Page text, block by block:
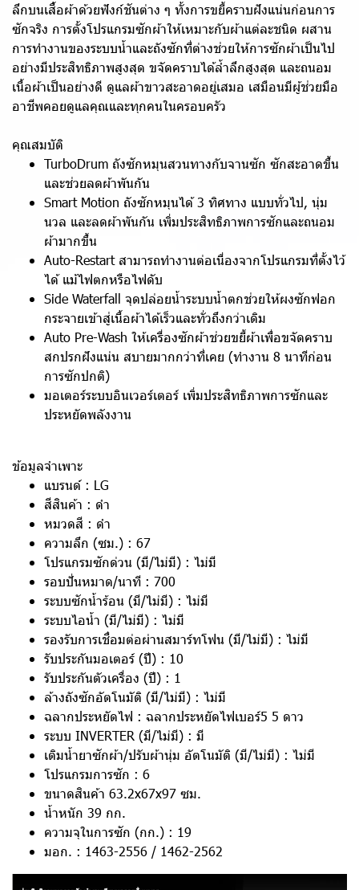
ลึกบนเสื้อผ้าด้วยฟังก์ชันต่าง ๆ ทั้งการขยี้คราบฝังแน่นก่อนการ
ซักจริง การตั้งโปรแกรมซักผ้าให้เหมาะกับผ้าแต่ละชนิด ผสาน
การทำงานของระบบน้ำและถังซักที่ต่างช่วยให้การซักผ้าเป็นไป
อย่างมีประสิทธิภาพสูงสุด ขจัดคราบได้ล้ำลึกสูงสุด และถนอม
เนื้อผ้าเป็นอย่างดี ดูแลผ้าขาวสะอาดอยู่เสมอ เสมือนมีผู้ช่วยมือ
อาชีพคอยดูแลคุณและทุกคนในครอบครัว
คุณสมบัติ
TurboDrum ถังซักหมุนสวนทางกับจานซัก ซักสะอาดขึ้น
และช่วยลดผ้าพันกัน
Smart Motion ถังซักหมุนได้ 3 ทิศทาง แบบทั่วไป, นุ่ม
นวล และลดผ้าพันกัน เพิ่มประสิทธิภาพการซักและถนอม
ผ้ามากขึ้น
Auto-Restart สามารถทำงานต่อเนื่องจากโปรแกรมที่ตั้งไว้
ได้ แม้ไฟตกหรือไฟดับ
Side Waterfall จุดปล่อยน้ำระบบน้ำตกช่วยให้ผงซักฟอก
กระจายเข้าสู่เนื้อผ้าได้เร็วและทั่วถึงกว่าเดิม
Auto Pre-Wash ให้เครื่องซักผ้าช่วยขยี้ผ้าเพื่อขจัดคราบ
สกปรกฝังแน่น สบายมากกว่าที่เคย (ทำงาน 8 นาทีก่อน
การซักปกติ)
มอเตอร์ระบบอินเวอร์เตอร์ เพิ่มประสิทธิภาพการซักและ
ประหยัดพลังงาน
ข้อมูลจำเพาะ
แบรนด์ : LG
สีสินค้า : ดำ
หมวดสี : ดำ
ความลึก (ซม.) : 67
โปรแกรมซักด่วน (มี/ไม่มี) : ไม่มี
รอบปั่นหมาด/นาที : 700
ระบบซักน้ำร้อน (มี/ไม่มี) : ไม่มี
ระบบไอน้ำ (มี/ไม่มี) : ไม่มี
รองรับการเชื่อมต่อผ่านสมาร์ทโฟน (มี/ไม่มี) : ไม่มี
รับประกันมอเตอร์ (ปี) : 10
รับประกันตัวเครื่อง (ปี) : 1
ล้างถังซักอัตโนมัติ (มี/ไม่มี) : ไม่มี
ฉลากประหยัดไฟ : ฉลากประหยัดไฟเบอร์5 5 ดาว
ระบบ INVERTER (มี/ไม่มี) : มี
เติมน้ำยาซักผ้า/ปรับผ้านุ่ม อัตโนมัติ (มี/ไม่มี) : ไม่มี
โปรแกรมการซัก : 6
ขนาดสินค้า 63.2x67x97 ซม.
น้ำหนัก 39 กก.
ความจุในการซัก (กก.) : 19
มอก. : 1463-2556 / 1462-2562